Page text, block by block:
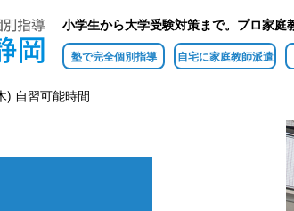
小学生から大学受験対策まで。プロ家庭
塾で完全個別指導 自宅に家庭教師派遣
) 自習可能時間